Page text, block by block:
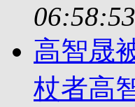
高智晟
杖者高